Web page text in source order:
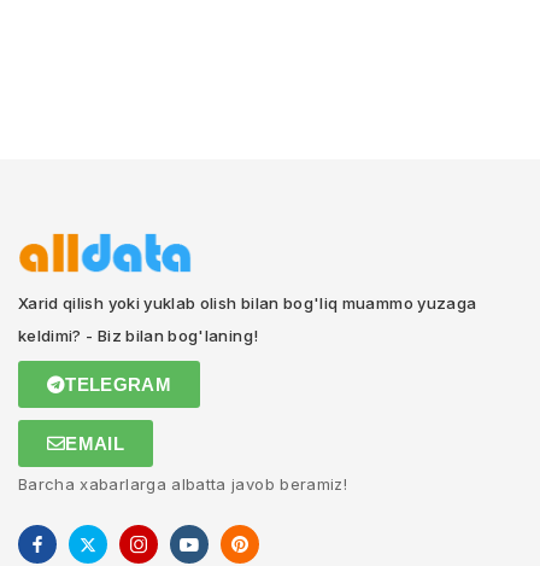
Xarid qilish yoki yuklab olish bilan bog'liq muammo yuzaga
keldimi? - Biz bilan bog'laning!
TELEGRAM
EMAIL
Barcha xabarlarga albatta javob beramiz!